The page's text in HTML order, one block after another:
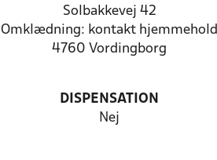
Solbakkevej 42
Omklædning: kontakt hjemmehold
4760 Vordingborg
DISPENSATION
Nej